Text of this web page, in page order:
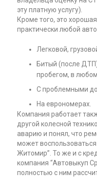
эту платную услугу).
Кроме того, это
практически любой
Легковой,
Битый (после
пробегом, в
С проблемными
На еврономерах.
Компания работает
другой колесной
аварию и понял, что
может воспользоваться
Житомир”. То же и с
компания “Автовыкуп
полностью с ним